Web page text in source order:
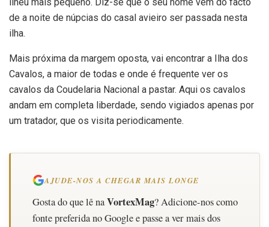
ilhéu mais pequeno. Diz-se que o seu nome vem do facto
de a noite de núpcias do casal avieiro ser passada nesta
ilha.
Mais próxima da margem oposta, vai encontrar a Ilha dos
Cavalos, a maior de todas e onde é frequente ver os
cavalos da Coudelaria Nacional a pastar. Aqui os cavalos
andam em completa liberdade, sendo vigiados apenas por
um tratador, que os visita periodicamente.
AJUDE-NOS A CHEGAR MAIS LONGE
Gosta do que lê naVortexMag? Adicione-nos como
fonte preferida no Google e passe a ver mais dos